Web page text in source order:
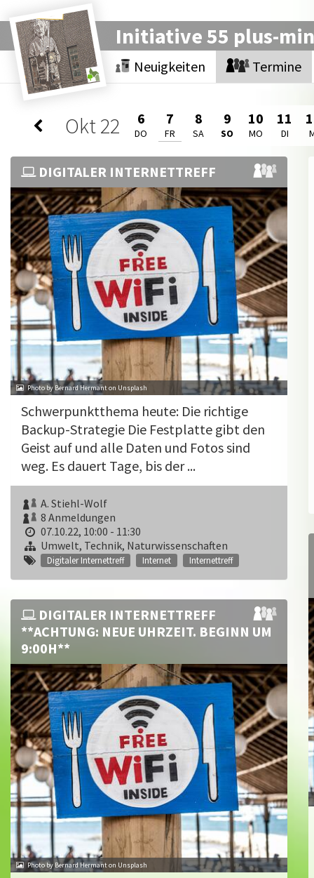
Initiative 55 plus-
Neuigkeiten Termine
Okt22 6
DO
7
FR
8
SA
9
SO
10
MO
11
DI
DIGITALER INTERNETTREFF
Photo by Bernard Hermant on Unsplash
Schwerpunktthema heute: Die richtige
Backup-Strategie Die Festplatte gibt den
Geist auf und alle Daten und Fotos sind
weg. Es dauert Tage, bis der ...
A. Stiehl-Wolf
8 Anmeldungen
07.10.22, 10:00 - 11:30
Umwelt, Technik, Naturwissenschaften
Digitaler Internettreff Internet Internettreff
DIGITALER INTERNETTREFF
**ACHTUNG: NEUE UHRZEIT. BEGINN UM
9:00H**
Photo by Bernard Hermant on Unsplash